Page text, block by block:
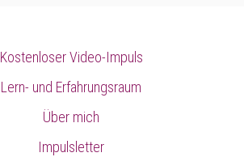
Kostenloser Video-Impuls
Lern- und Erfahrungsraum
Über mich
Impulsletter